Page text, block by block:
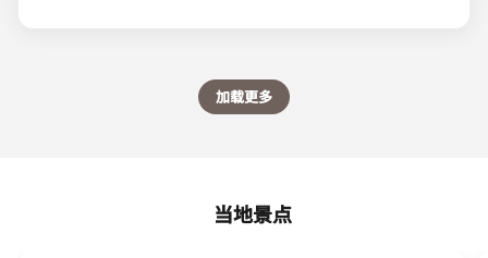
加载更多
当地景点